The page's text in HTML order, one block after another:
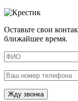
Оставьте свои
ближайшее время.